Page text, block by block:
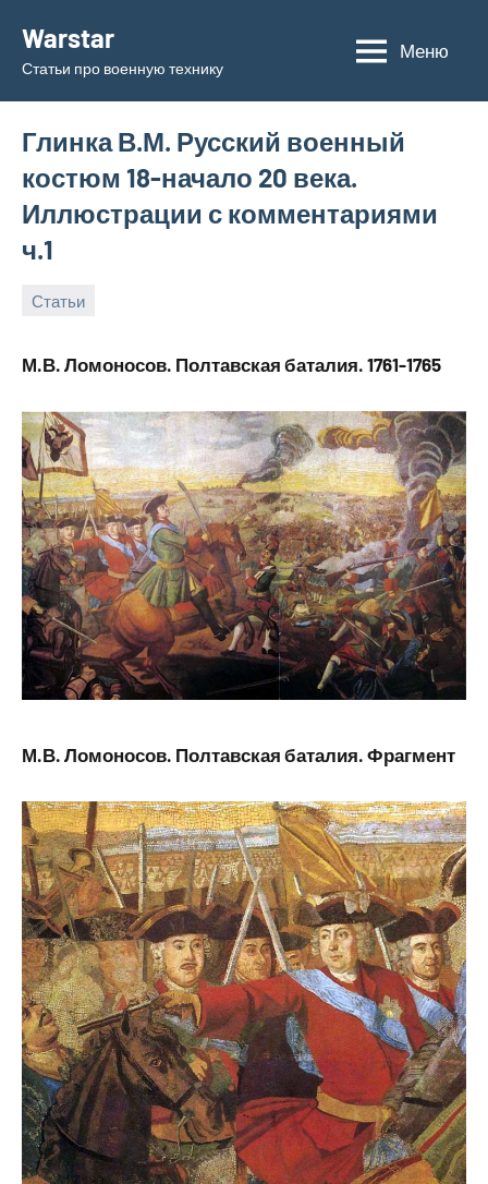
содержимому
Warstar
Статьи про военную технику
Меню
Глинка В.М. Русский военный
костюм 18-начало 20 века.
Иллюстрации с комментариями
ч.1
Статьи
М.В. Ломоносов. Полтавская баталия. 1761-1765
М.В. Ломоносов. Полтавская баталия. Фрагмент